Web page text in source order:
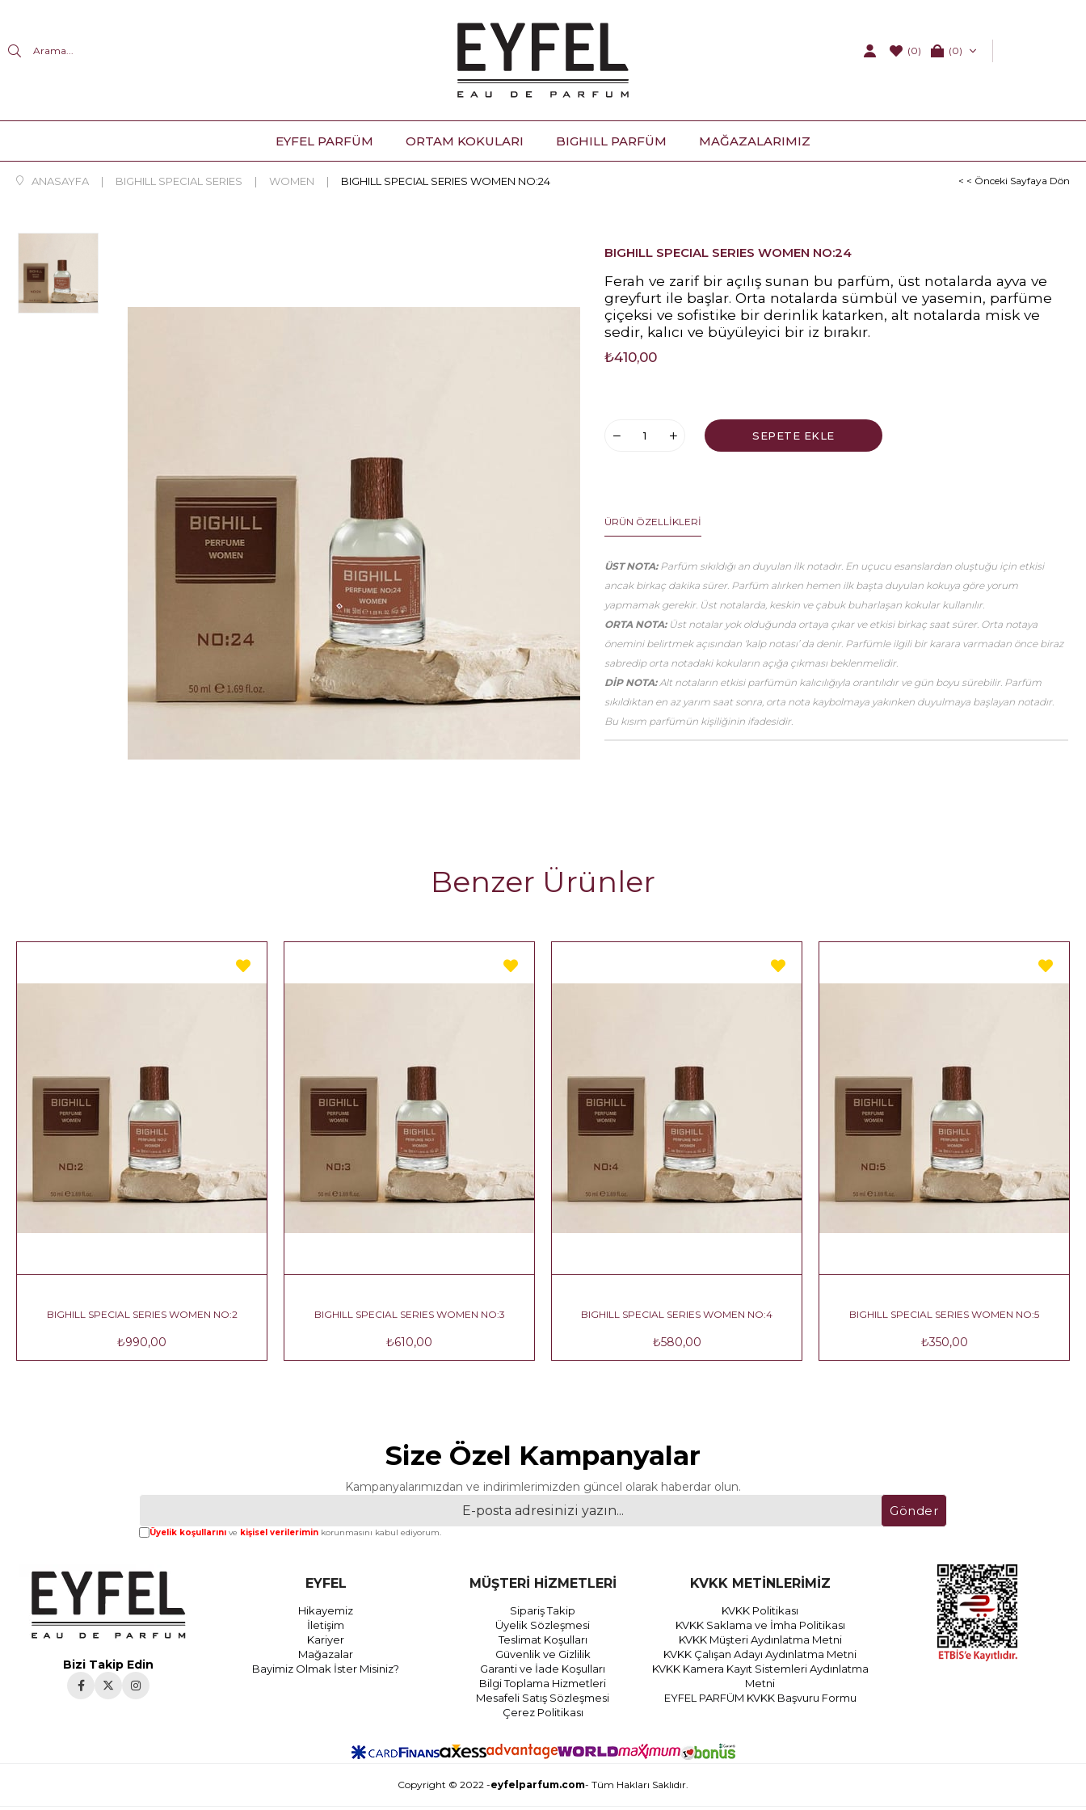
Arama... (0) 0
EYFEL PARFÜM ORTAM KOKULARI BIGHILL PARFÜM MAĞAZALARIMIZ
ANASAYFA BIGHILL SPECIAL SERIES WOMEN BIGHILL SPECIAL SERIES WOMEN NO:24 < < Önceki Sayfaya Dön
BIGHILL SPECIAL SERIES WOMEN NO:24
Ferah ve zarif bir açılış sunan bu parfüm, üst notalarda ayva ve
greyfurt ile başlar. Orta notalarda sümbül ve yasemin, parfüme
çiçeksi ve sofistike bir derinlik katarken, alt notalarda misk ve
sedir, kalıcı ve büyüleyici bir iz bırakır.
₺410,00
ÜRÜN ÖZELLIKLERI
ÜST NOTA:Parfüm sıkıldığı an duyulan ilk notadır. En uçucu esanslardan oluştuğu için etkisi
ancak birkaç dakika sürer. Parfüm alırken hemen ilk başta duyulan kokuya göre yorum
yapmamak gerekir. Üst notalarda, keskin ve çabuk buharlaşan kokular kullanılır.
ORTA NOTA: Üst notalar yok olduğunda ortaya çıkar ve etkisi birkaç saat sürer. Orta notaya
önemini belirtmek açısından ‘kalp notası’ da denir. Parfümle ilgili bir karara varmadan önce biraz
sabredip orta notadaki kokuların açığa çıkması beklenmelidir.
DİP NOTA:Alt notaların etkisi parfümün kalıcılığıyla orantılıdır ve gün boyu sürebilir. Parfüm
sıkıldıktan en az yarım saat sonra, orta nota kaybolmaya yakınken duyulmaya başlayan notadır.
Bu kısım parfümün kişiliğinin ifadesidir.
Benzer Ürünler
BIGHILL SPECIAL SERIES WOMEN NO:2 BIGHILL SPECIAL SERIES WOMEN NO:3 BIGHILL SPECIAL SERIES WOMEN NO:4 BIGHILL SPECIAL SERIES WOMEN
Size Özel Kampanyalar
Kampanyalarımızdan ve indirimlerimizden güncel olarak haberdar olun.
Gönder
Üyelik koşullarını ve kişisel verilerimin korunmasını kabul ediyorum.
Bizi Takip Edin
EYFEL
Hikayemiz
İletişim
Kariyer
Mağazalar
Bayimiz Olmak İster Misiniz?
MÜŞTERİ HİZMETLERİ
Sipariş Takip
Üyelik Sözleşmesi
Teslimat Koşulları
Güvenlik ve Gizlilik
Garanti ve İade Koşulları
Bilgi Toplama Hizmetleri
Mesafeli Satış Sözleşmesi
Çerez Politikası
KVKK METİNLERİMİZ
KVKK Politikası
KVKK Saklama ve İmha Politikası
KVKK Müşteri Aydınlatma Metni
KVKK Çalışan Adayı Aydınlatma Metni
KVKK Kamera Kayıt Sistemleri Aydınlatma
Metni
EYFEL PARFÜM KVKK Başvuru Formu
Copyright © 2022 -eyfelparfum.com- Tüm Hakları Saklıdır.